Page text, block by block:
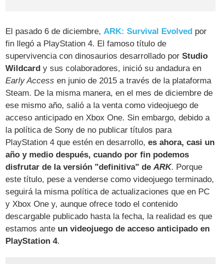
El pasado 6 de diciembre,ARK: Survival Evolved por
fin llegó a PlayStation 4. El famoso título de
supervivencia con dinosaurios desarrollado porStudio
Wildcard y sus colaboradores, inició su andadura en
Early Access en junio de 2015 a través de la plataforma
Steam. De la misma manera, en el mes de diciembre de
ese mismo año, salió a la venta como videojuego de
acceso anticipado en Xbox One. Sin embargo, debido a
la política de Sony de no publicar títulos para
PlayStation 4 que estén en desarrollo,es ahora, casi un
año y medio después, cuando por fin podemos
disfrutar de la versión "definitiva" deARK. Porque
este título, pese a venderse como videojuego terminado,
seguirá la misma política de actualizaciones que en PC
y Xbox One y, aunque ofrece todo el contenido
descargable publicado hasta la fecha, la realidad es que
estamos ante un videojuego de acceso anticipado en
PlayStation 4.